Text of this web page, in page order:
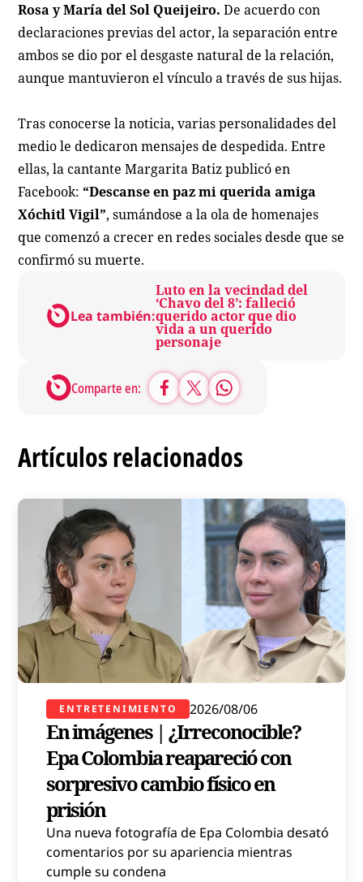
Rosa y María del Sol Queijeiro. De acuerdo con
declaraciones previas del actor, la separación entre
ambos se dio por el desgaste natural de la relación,
aunque mantuvieron el vínculo a través de sus hijas.
Tras conocerse la noticia, varias personalidades del
medio le dedicaron mensajes de despedida. Entre
ellas, la cantante Margarita Batiz publicó en
Facebook: “Descanse en paz mi querida amiga
Xóchitl Vigil”, sumándose a la ola de homenajes
que comenzó a crecer en redes sociales desde que se
confirmó su muerte.
Lea también:
Luto en la vecindad del
‘Chavo del 8’: falleció
querido actor que dio
vida a un querido
personaje
Comparte en:
Artículos relacionados
ENTRETENIMIENTO 2026/08/06
En imágenes | ¿Irreconocible?
Epa Colombia reapareció con
sorpresivo cambio físico en
prisión
Una nueva fotografía de Epa Colombia desató
comentarios por su apariencia mientras
cumple su condena